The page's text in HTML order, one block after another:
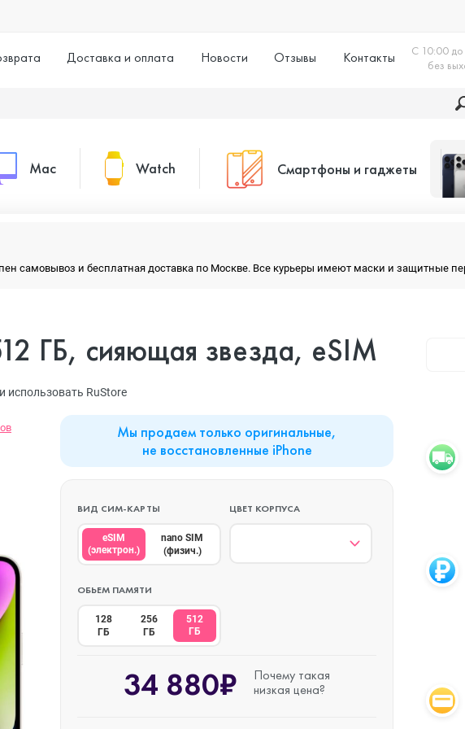
Доставка и оплата Новости Отзывы Контакты
С 10:00
без
Mac
MacBook Neo
Mac Studio
Watch
Watch Series 9
Watch Series 8
Watch Series 5
Watch SE 3
Смартфоны и гаджеты
Планшеты
Наушники
самовывоз и бесплатная доставка по Москве. Все курьеры имеют маски и защитные
ГБ, сияющая звезда, eSIM
использовать RuStore
Мы продаем только оригинальные,
не восстановленные iPhone
ВИД СИМ-КАРТЫ
eSIM
(электрон.)
nano SIM
(физич.)
ЦВЕТ КОРПУСА
ОБЬЕМ ПАМЯТИ
128
ГБ
256
ГБ
512
ГБ
34 880₽
Почему такая
низкая цена?